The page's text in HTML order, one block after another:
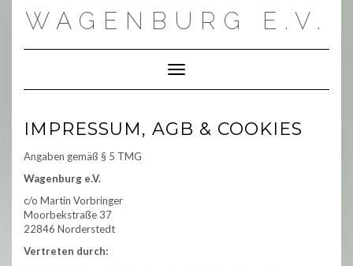
WAGENBURG E.V.
Toggle Navigation
IMPRESSUM, AGB & COOKIES
Angaben gemäß § 5 TMG
Wagenburg e.V.
c/o Martin Vorbringer
Moorbekstraße 37
22846 Norderstedt
Vertreten durch: